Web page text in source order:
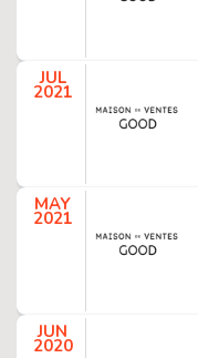
JUL
2021
MAY
2021
JUN
2020